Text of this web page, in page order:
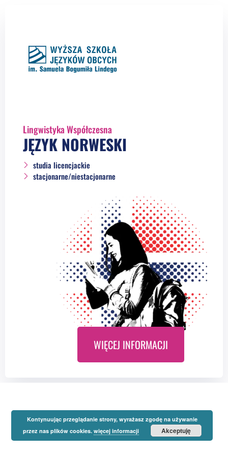
Lingwistyka Współczesna
JĘZYK NORWESKI
studia licencjackie
stacjonarne/niestacjonarne
WIĘCEJ INFORMACJI
Kontynuując przeglądanie strony, wyrażasz zgodę na używanie
przez nas plików cookies. więcej informacji Akceptuję